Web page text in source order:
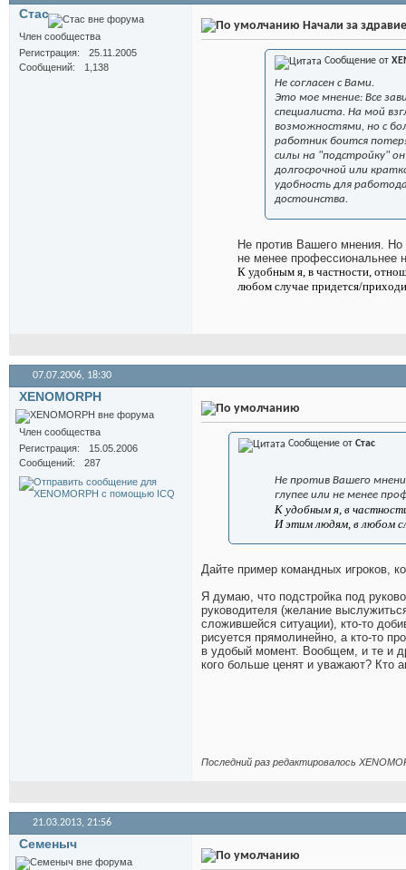
Стас
Член сообщества
Регистрация
25.11.2005
Сообщений
1,138
Начали за
Сообщение от
Не согласен с Вами.
Это мое мнение: Все
специалиста. На мой
возможностями, но с
работник боится
силы на "подстройку"
долгосрочной или
удобность для
достоинства.
Не против Вашего мнения.
не менее профессиональнее
К удобным я, в частности,
любом случае придется/
07.07.2006, 18:30
XENOMORPH
Член сообщества
Регистрация
15.05.2006
Сообщений
287
Сообщение от Стас
Не против Вашего
глупее или не менее
К удобным я, в
И этим людям, в любом
Дайте пример командных игроков,
Я думаю, что подстройка под
руководителя (желание
сложившейся ситуации), кто-то
рисуется прямолинейно, а кто-то
в удобый момент. Вообщем, и те и
кого больше ценят и уважают? Кто
Последний раз редактировалось
21.03.2013, 21:56
Семеныч